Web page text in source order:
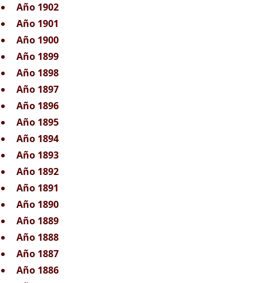
Año 1902
Año 1901
Año 1900
Año 1899
Año 1898
Año 1897
Año 1896
Año 1895
Año 1894
Año 1893
Año 1892
Año 1891
Año 1890
Año 1889
Año 1888
Año 1887
Año 1886